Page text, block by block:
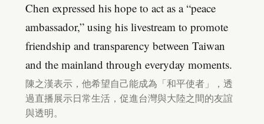
Chen expressed his hope to act as a “peace
ambassador,” using his livestream to promote
friendship and transparency between Taiwan
and the mainland through everyday moments.
陳之漢表示，他希望自己能成為「和平使者」，透
過直播展示日常生活，促進台灣與大陸之間的友誼
與透明。